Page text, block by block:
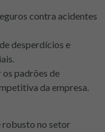
contra acidentes
desperdícios e
os padrões de
da empresa.
robusto no setor